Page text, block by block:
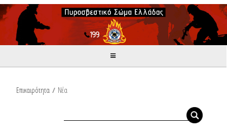
Επικαιρότητα / Νέα